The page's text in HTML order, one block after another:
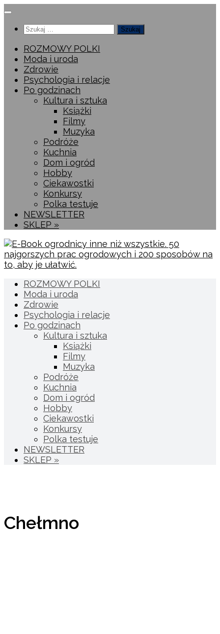
Przeskocz
treściSzukaj:
ROZMOWY POLKI
Moda i uroda
Zdrowie
Psychologia i relacje
Po godzinach
Kultura i sztuka
Książki
Filmy
Muzyka
Podróże
Kuchnia
Dom i ogród
Hobby
Ciekawostki
Konkursy
Polka testuje
NEWSLETTER
SKLEP »
ROZMOWY POLKI
Moda i uroda
Zdrowie
Psychologia i relacje
Po godzinach
Kultura i sztuka
Książki
Filmy
Muzyka
Podróże
Kuchnia
Dom i ogród
Hobby
Ciekawostki
Konkursy
Polka testuje
NEWSLETTER
SKLEP »
Chełmno